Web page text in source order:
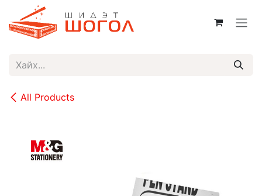
Skip to Content
All Products